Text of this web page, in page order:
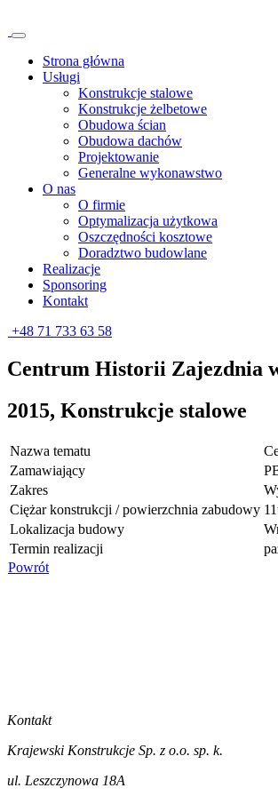
Strona główna
Usługi
Konstrukcje stalowe
Konstrukcje żelbetowe
Obudowa ścian
Obudowa dachów
Projektowanie
Generalne wykonawstwo
O nas
O firmie
Optymalizacja użytkowa
Oszczędności kosztowe
Doradztwo budowlane
Realizacje
Sponsoring
Kontakt
+48 71 733 63 58
Centrum Historii Zajezdnia
2015, Konstrukcje stalowe
Nazwa tematu
Zamawiający
Zakres
Ciężar konstrukcji / powierzchnia zabudowy
Lokalizacja budowy
Termin realizacji
Powrót
Kontakt
Krajewski Konstrukcje Sp. z o.o. sp. k.
ul. Leszczynowa 18A